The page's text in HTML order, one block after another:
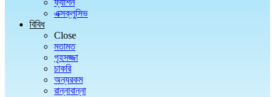
ফ্যাশন
এক্সক্লুসিভ
বিবিধ
Close
মতামত
গৃহসজ্জা
চাকরি
অন্যরকম
রান্নাবান্না